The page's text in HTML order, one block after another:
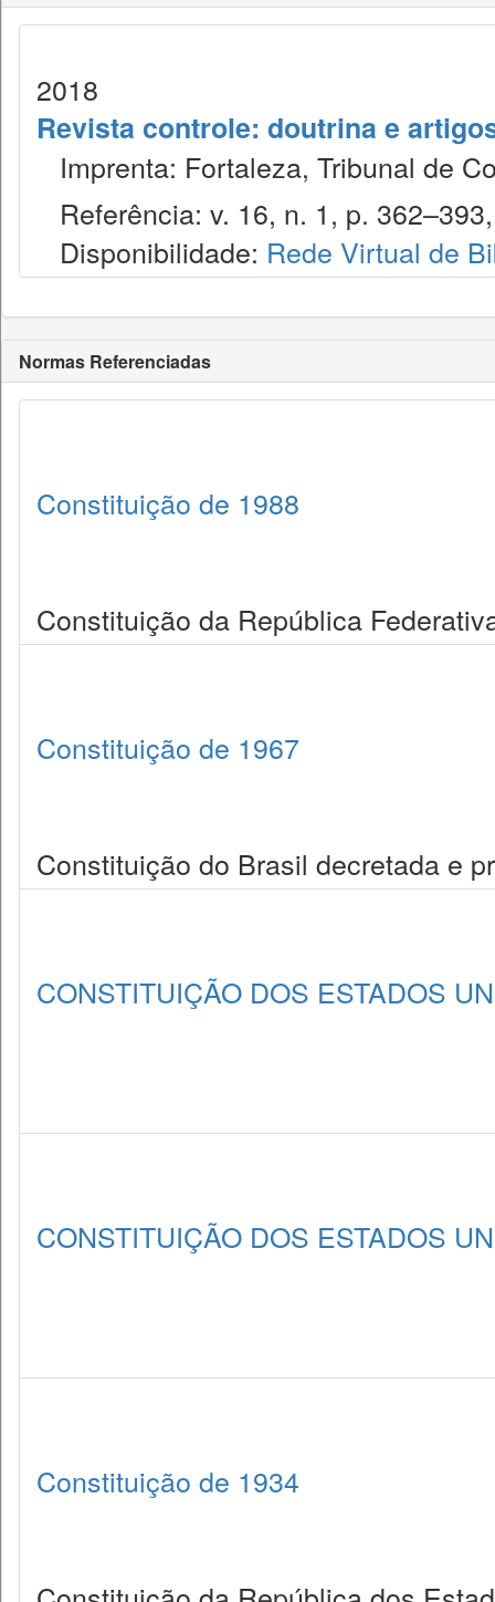
2018
Revista controle: doutrina e
Imprenta: Fortaleza, Tribunal de
Referência: v. 16, n. 1, p.
Disponibilidade: Rede Virtual de
Normas Referenciadas
Constituição de 1988
Constituição da República
Constituição de 1967
Constituição do Brasil decretada e
CONSTITUIÇÃO DOS ESTADOS
CONSTITUIÇÃO DOS ESTADOS
Constituição de 1934